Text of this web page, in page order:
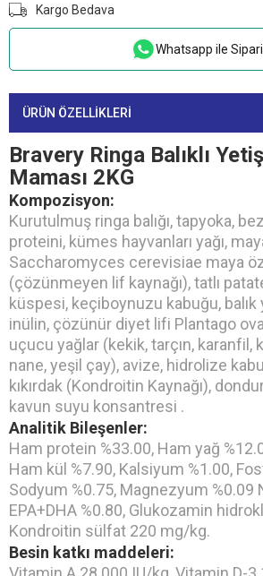
Kargo Bedava
Whatsapp ile
ÜRÜN ÖZELLIKLERI
Bravery Ringa Balıklı
Maması 2KG
Kompozisyon:
Kurutulmuş ringa balığı, tapyoka,
proteini, kümes hayvanları yağı,
Saccharomyces cerevisiae maya
(çözünmeyen lif kaynağı), tatlı
küspesi, keçiboynuzu kabuğu, balık
inülin, çözünür diyet lifi Plantago
uçucu yağlar (kekik, tarçın, karanfil,
nane, yeşil çay), avize, hidrolize
kıkırdak (Kondroitin Kaynağı),
kavun suyu konsantresi .
Analitik Bileşenler:
Ham protein %33.00, Ham yağ
Ham kül %7.90, Kalsiyum %1.00,
Sodyum %0.75, Magnezyum %0.09
EPA+DHA %0.80, Glukozamin
Kondroitin sülfat 220 mg/kg.
Besin katkı maddeleri: